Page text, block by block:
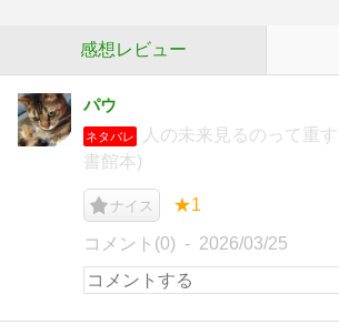
感想レビュー
パウ
ネタバレ
人の未来見るのって重
書館本)
ナイス ★1
コメント(0) 2026/03/25